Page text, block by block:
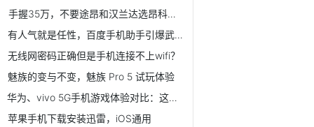
手握35万，不要途昂和汉兰达选昂科旗？看完这4点，买不买就懂了
有人气就是任性，百度手机助手引爆武汉广州高校
无线网密码正确但是手机连接不上wifi？
魅族的变与不变，魅族 Pro 5 试玩体验
华为、vivo 5G手机游戏体验对比：这样玩，吃鸡从未如此轻松
苹果手机下载安装迅雷，iOS通用